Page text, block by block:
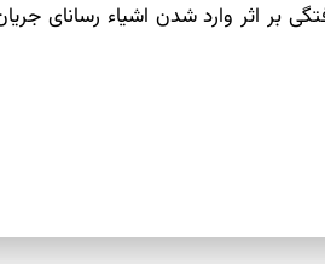
بر اثر وارد شدن اشیاء رسانای